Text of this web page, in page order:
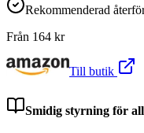
Rekommenderad
Från 164 kr
Till butik
Smidig styrning för